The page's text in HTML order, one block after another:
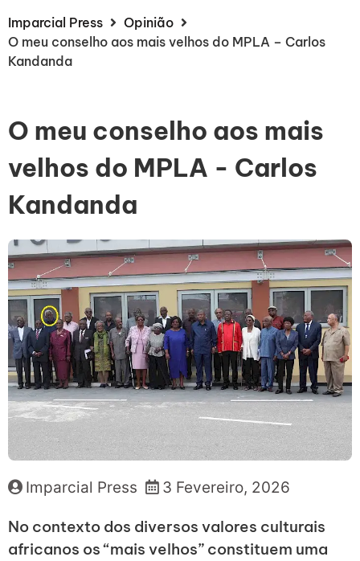
Imparcial Press
Opinião
O meu conselho aos mais velhos do MPLA – Carlos
Kandanda
O meu conselho aos mais
velhos do MPLA - Carlos
Kandanda
Imparcial Press 3 Fevereiro, 2026
No contexto dos diversos valores culturais
africanos os “mais velhos” constituem uma